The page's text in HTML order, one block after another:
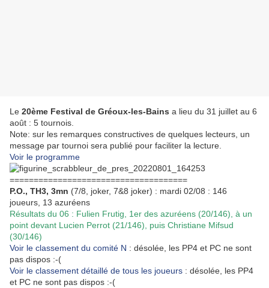
Le 20ème Festival de Gréoux-les-Bains a lieu du 31 juillet au 6
août : 5 tournois.
Note: sur les remarques constructives de quelques lecteurs, un
message par tournoi sera publié pour faciliter la lecture.
Voir le programme
=====================================
P.O., TH3, 3mn (7/8, joker, 7&8 joker) : mardi 02/08 : 146
joueurs, 13 azuréens
Résultats du 06 : Fulien Frutig, 1er des azuréens (20/146), à un
point devant Lucien Perrot (21/146), puis Christiane Mifsud
(30/146)
Voir le classement du comité N : désolée, les PP4 et PC ne sont
pas dispos :-(
Voir le classement détaillé de tous les joueurs : désolée, les PP4
et PC ne sont pas dispos :-(